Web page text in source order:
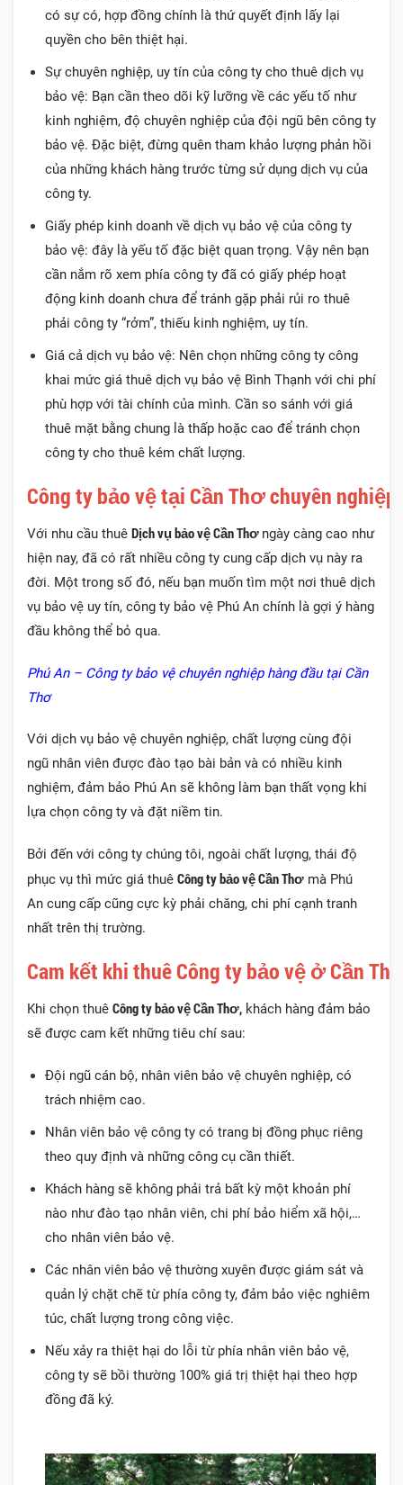
có sự có, hợp đồng chính là thứ quyết định lấy lại
quyền cho bên thiệt hại.
Sự chuyên nghiệp, uy tín của công ty cho thuê dịch vụ
bảo vệ: Bạn cần theo dõi kỹ lưỡng về các yếu tố như
kinh nghiệm, độ chuyên nghiệp của đội ngũ bên công ty
bảo vệ. Đặc biệt, đừng quên tham khảo lượng phản hồi
của những khách hàng trước từng sử dụng dịch vụ của
công ty.
Giấy phép kinh doanh về dịch vụ bảo vệ của công ty
bảo vệ: đây là yếu tố đặc biệt quan trọng. Vậy nên bạn
cần nắm rõ xem phía công ty đã có giấy phép hoạt
động kinh doanh chưa để tránh gặp phải rủi ro thuê
phải công ty “rởm”, thiếu kinh nghiệm, uy tín.
Giá cả dịch vụ bảo vệ: Nên chọn những công ty công
khai mức giá thuê dịch vụ bảo vệ Bình Thạnh với chi phí
phù hợp với tài chính của mình. Cần so sánh với giá
thuê mặt bằng chung là thấp hoặc cao để tránh chọn
công ty cho thuê kém chất lượng.
Công ty bảo vệ tại Cần Thơ chuyên
Với nhu cầu thuê Dịch vụ bảo vệ Cần Thơ ngày càng cao như
hiện nay, đã có rất nhiều công ty cung cấp dịch vụ này ra
đời. Một trong số đó, nếu bạn muốn tìm một nơi thuê dịch
vụ bảo vệ uy tín, công ty bảo vệ Phú An chính là gợi ý hàng
đầu không thể bỏ qua.
Phú An – Công ty bảo vệ chuyên nghiệp hàng đầu tại Cần
Thơ
Với dịch vụ bảo vệ chuyên nghiệp, chất lượng cùng đội
ngũ nhân viên được đào tạo bài bản và có nhiều kinh
nghiệm, đảm bảo Phú An sẽ không làm bạn thất vọng khi
lựa chọn công ty và đặt niềm tin.
Bởi đến với công ty chúng tôi, ngoài chất lượng, thái độ
phục vụ thì mức giá thuê Công ty bảo vệ Cần Thơ mà Phú
An cung cấp cũng cực kỳ phải chăng, chi phí cạnh tranh
nhất trên thị trường.
Cam kết khi thuê Công ty bảo vệ ở Cần
Khi chọn thuê Công ty bảo vệ Cần Thơ, khách hàng đảm bảo
sẽ được cam kết những tiêu chí sau:
Đội ngũ cán bộ, nhân viên bảo vệ chuyên nghiệp, có
trách nhiệm cao.
Nhân viên bảo vệ công ty có trang bị đồng phục riêng
theo quy định và những công cụ cần thiết.
Khách hàng sẽ không phải trả bất kỳ một khoản phí
nào như đào tạo nhân viên, chi phí bảo hiểm xã hội,…
cho nhân viên bảo vệ.
Các nhân viên bảo vệ thường xuyên được giám sát và
quản lý chặt chẽ từ phía công ty, đảm bảo việc nghiêm
túc, chất lượng trong công việc.
Nếu xảy ra thiệt hại do lỗi từ phía nhân viên bảo vệ,
công ty sẽ bồi thường 100% giá trị thiệt hại theo hợp
đồng đã ký.